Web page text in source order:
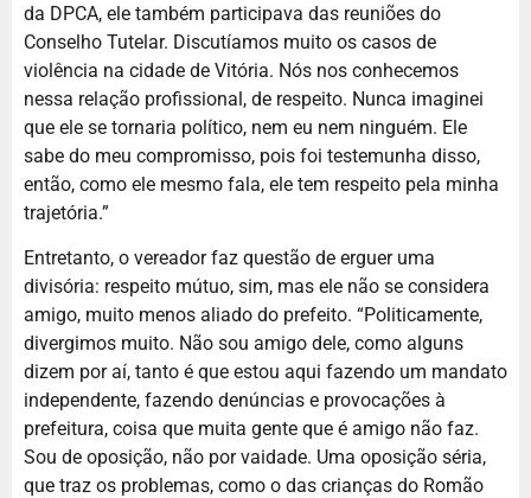
da DPCA, ele também participava das reuniões do
Conselho Tutelar. Discutíamos muito os casos de
violência na cidade de Vitória. Nós nos conhecemos
nessa relação profissional, de respeito. Nunca imaginei
que ele se tornaria político, nem eu nem ninguém. Ele
sabe do meu compromisso, pois foi testemunha disso,
então, como ele mesmo fala, ele tem respeito pela minha
trajetória.”
Entretanto, o vereador faz questão de erguer uma
divisória: respeito mútuo, sim, mas ele não se considera
amigo, muito menos aliado do prefeito. “Politicamente,
divergimos muito. Não sou amigo dele, como alguns
dizem por aí, tanto é que estou aqui fazendo um mandato
independente, fazendo denúncias e provocações à
prefeitura, coisa que muita gente que é amigo não faz.
Sou de oposição, não por vaidade. Uma oposição séria,
que traz os problemas, como o das crianças do Romão